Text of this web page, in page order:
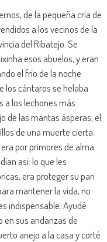
de la pequeña cría de
a los vecinos de la
del Ribatejo. Se
esos abuelos, y eran
el frío de la noche
los cántaros se helaba
a los lechones más
de las mantas ásperas, el
de una muerte cierta.
por primores de alma
así: lo que les
era proteger su pan
mantener la vida, no
indispensable. Ayudé
sus andanzas de
anejo a la casa y corté